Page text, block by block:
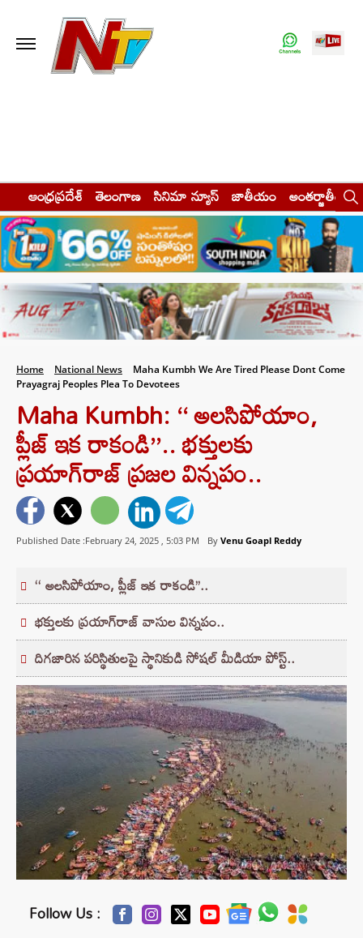
ఆంధ్రప్రదేశ్ తెలంగాణ సినిమా న్యూస్ జాతీయం అంతర్జాతీయం
Home National News
Maha Kumbh We Are Tired Please Dont Come
Prayagraj Peoples Plea To Devotees
Maha Kumbh: ‘‘ అలసిపోయాం,
ప్లీజ్ ఇక రాకండి’’.. భక్తులకు
ప్రయాగ్‌రాజ్ ప్రజల విన్నపం..
Published Date :February 24, 2025 , 5:03 PM By Venu Goapl Reddy
‘‘ అలసిపోయాం, ప్లీజ్ ఇక రాకండి’’..
భక్తులకు ప్రయాగ్‌రాజ్ వాసుల విన్నపం..
దిగజారిన పరిస్థితులపై స్థానికుడి సోషల్ మీడియా పోస్ట్..
Follow Us :